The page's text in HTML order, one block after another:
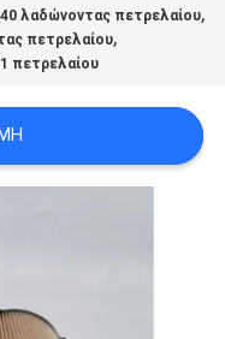
λαδώνοντας πετρελαίου,
πετρελαίου,
πετρελαίου